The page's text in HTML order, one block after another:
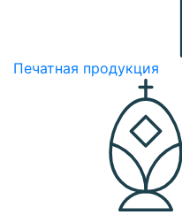
Печатная продукция